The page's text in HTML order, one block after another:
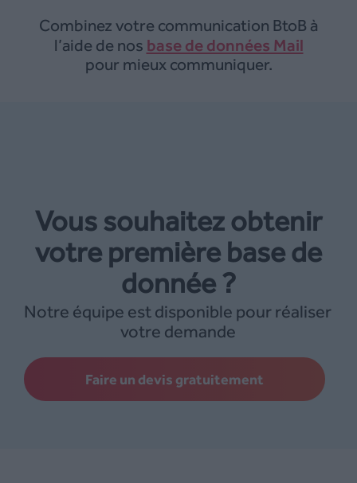
Combinez votre communication BtoB à
l’aide de nos base de données Mail
pour mieux communiquer.
Vous souhaitez obtenir
votre première base de
donnée ?
Notre équipe est disponible pour réaliser
votre demande
Faire un devis gratuitement